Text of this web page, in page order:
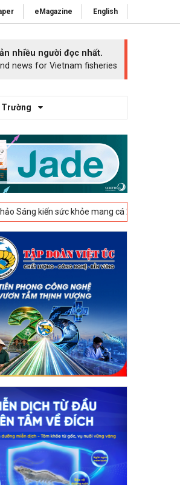
eMagazine English
nhiều người đọc nhất.
news for Vietnam fisheries
Trường
sức khỏe mang cá 2025 -23-04-2025